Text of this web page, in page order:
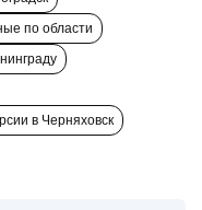
по области
в Черняховск